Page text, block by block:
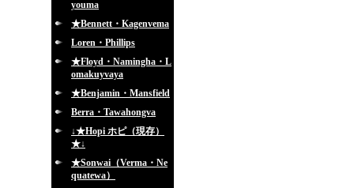
youma
★Bennett・Kagenvema
Loren・Phillips
★Floyd・Namingha・L
omakuyvaya
★Benjamin・Mansfield
Berra・Tawahongva
↓★Hopi ホピ（現存）
★↓
★Sonwai（Verma・Ne
quatewa）